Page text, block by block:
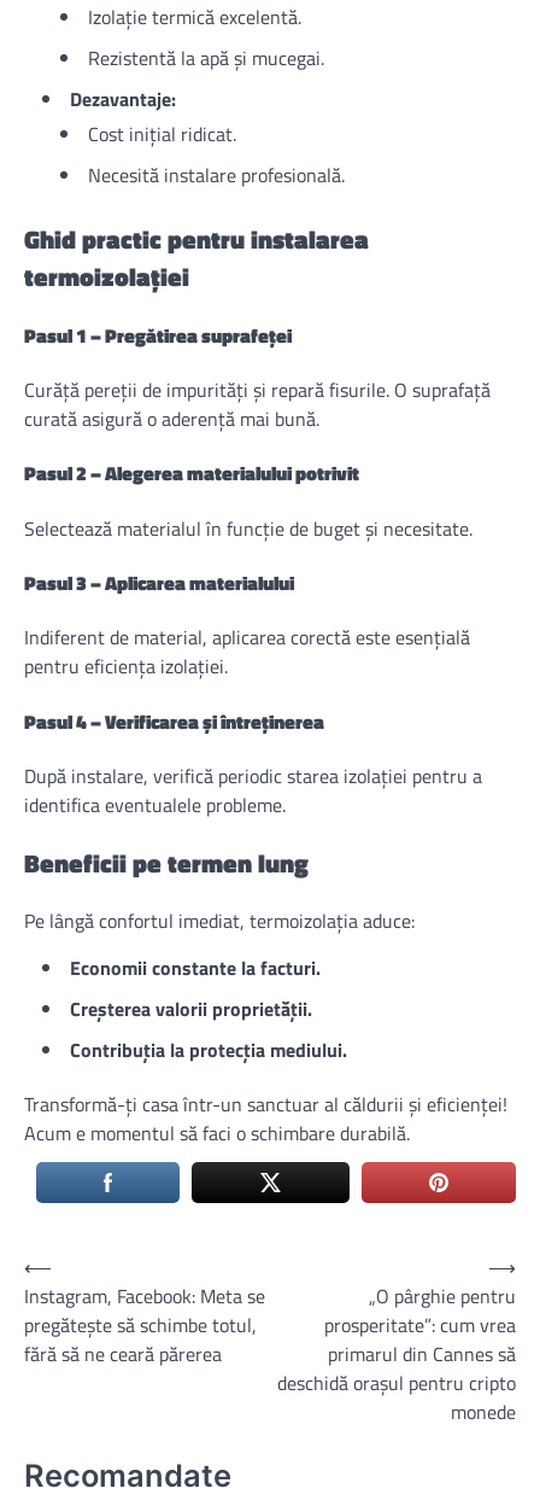
Izolație termică excelentă.
Rezistentă la apă și mucegai.
Dezavantaje:
Cost inițial ridicat.
Necesită instalare profesională.
Ghid practic pentru instalarea
termoizolației
Pasul 1 – Pregătirea suprafeței
Curăță pereții de impurități și repară fisurile. O suprafață
curată asigură o aderență mai bună.
Pasul 2 – Alegerea materialului potrivit
Selectează materialul în funcție de buget și necesitate.
Pasul 3 – Aplicarea materialului
Indiferent de material, aplicarea corectă este esențială
pentru eficiența izolației.
Pasul 4 – Verificarea și întreținerea
După instalare, verifică periodic starea izolației pentru a
identifica eventualele probleme.
Beneficii pe termen lung
Pe lângă confortul imediat, termoizolația aduce:
Economii constante la facturi.
Creșterea valorii proprietății.
Contribuția la protecția mediului.
Transformă-ți casa într-un sanctuar al căldurii și eficienței!
Acum e momentul să faci o schimbare durabilă.
Navigare
în
articole
⟵
Instagram, Facebook: Meta se
pregătește să schimbe totul,
fără să ne ceară părerea
„O pârghie pentru
prosperitate”: cum vrea
primarul din Cannes să
deschidă orașul pentru cripto
monede
⟶
Recomandate